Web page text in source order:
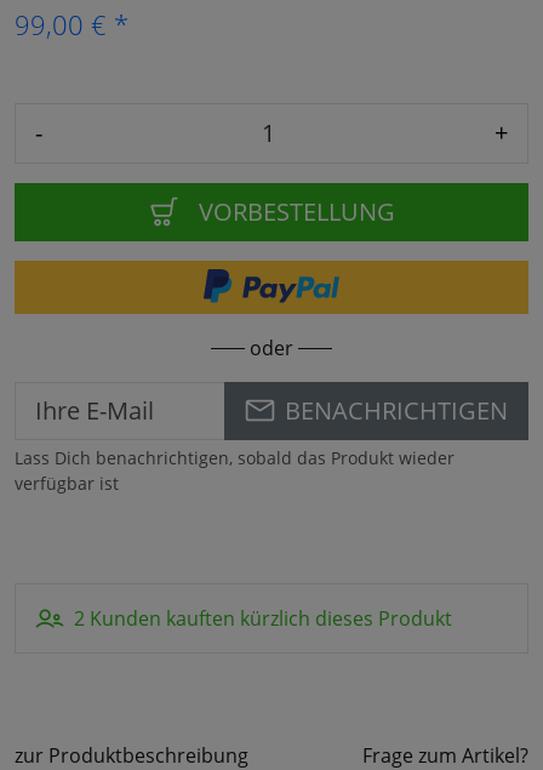
99,00 € *
- +
VORBESTELLUNG
oder
BENACHRICHTIGEN
Lass Dich benachrichtigen, sobald das Produkt wieder
verfügbar ist
2 Kunden kauften kürzlich dieses Produkt
zur Produktbeschreibung Frage zum Artikel?